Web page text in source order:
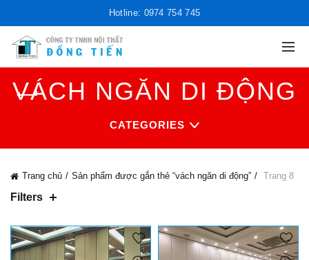
Hotline: 0974 754 745
VÁCH NGĂN DI ĐỘNG
CATEGORIES
Trang chủ Sản phẩm được gắn thẻ “vách ngăn di động” Trang 8
Filters